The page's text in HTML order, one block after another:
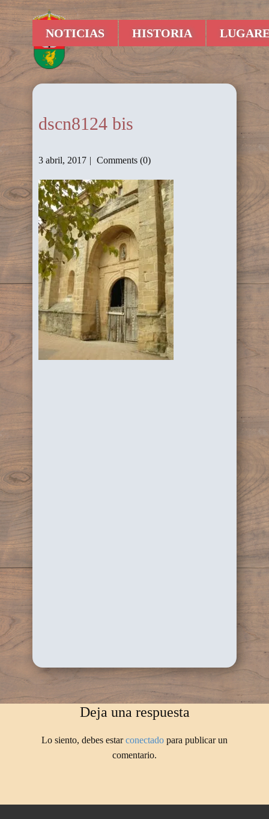
NOTICIAS HISTORIA
dscn8124 bis
3 abril, 2017 Comments (0)
Deja una respuesta
Lo siento, debes estarconectado para publicar un
comentario.